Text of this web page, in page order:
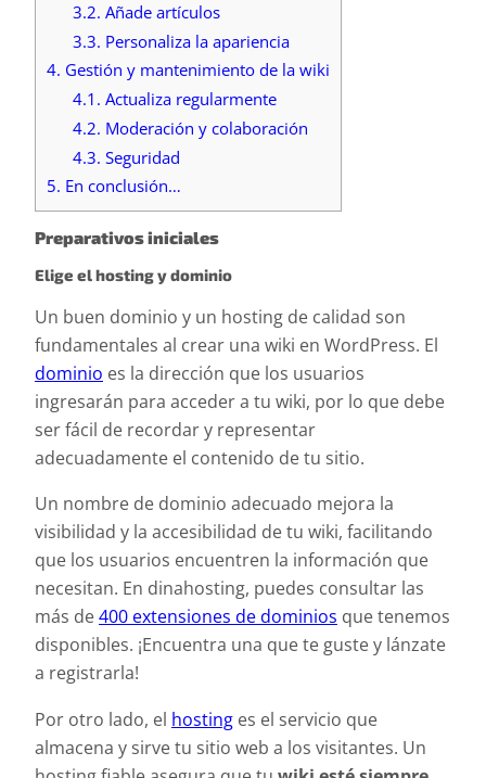
3.2. Añade artículos
3.3. Personaliza la apariencia
4. Gestión y mantenimiento de la wiki
4.1. Actualiza regularmente
4.2. Moderación y colaboración
4.3. Seguridad
5. En conclusión…
Preparativos iniciales
Elige el hosting y dominio
Un buen dominio y un hosting de calidad son
fundamentales al crear una wiki en WordPress. El
dominio es la dirección que los usuarios
ingresarán para acceder a tu wiki, por lo que debe
ser fácil de recordar y representar
adecuadamente el contenido de tu sitio.
Un nombre de dominio adecuado mejora la
visibilidad y la accesibilidad de tu wiki, facilitando
que los usuarios encuentren la información que
necesitan. En dinahosting, puedes consultar las
más de400 extensiones de dominios que tenemos
disponibles. ¡Encuentra una que te guste y lánzate
a registrarla!
Por otro lado, el hosting es el servicio que
almacena y sirve tu sitio web a los visitantes. Un